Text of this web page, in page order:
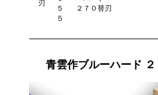
刃
５
５
２７０替刃
青雲作ブルーハード ２